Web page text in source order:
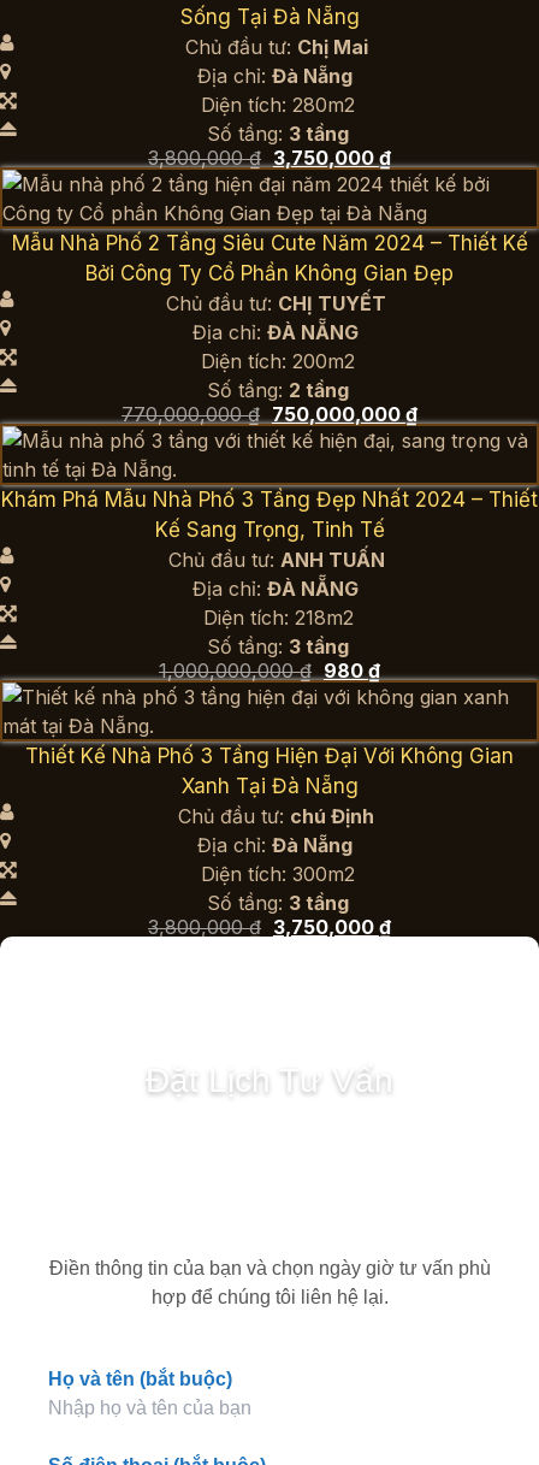
Sống Tại Đà Nẵng
Chủ đầu tư: Chị Mai
Địa chỉ: Đà Nẵng
Diện tích: 280m2
Số tầng: 3 tầng
3,800,000₫ Giá
gốc
là:
3,800,000 ₫.
3,750,000 ₫Giá
hiện
tại
là:
3,750,000 ₫.
Mẫu Nhà Phố 2 Tầng Siêu Cute Năm 2024 – Thiết Kế
Bởi Công Ty Cổ Phần Không Gian Đẹp
Chủ đầu tư: CHỊ TUYẾT
Địa chỉ: ĐÀ NẴNG
Diện tích: 200m2
Số tầng: 2 tầng
770,000,000₫ Giá
gốc
là:
750,000,000 ₫Giá
hiện
tại
750,000,000
Khám Phá Mẫu Nhà Phố 3 Tầng Đẹp Nhất 2024 – Thiết
Kế Sang Trọng, Tinh Tế
Chủ đầu tư: ANH TUẤN
Địa chỉ: ĐÀ NẴNG
Diện tích: 218m2
Số tầng: 3 tầng
1,000,000,000₫ Giá
gốc
là:
980 ₫Giá
hiện
tại
980 ₫.
Thiết Kế Nhà Phố 3 Tầng Hiện Đại Với Không Gian
Xanh Tại Đà Nẵng
Chủ đầu tư: chú Định
Địa chỉ: Đà Nẵng
Diện tích: 300m2
Số tầng: 3 tầng
3,800,000₫ Giá
gốc
3,750,000 ₫Giá
hiện
Đặt Lịch Tư Vấn
Điền thông tin của bạn và chọn ngày giờ tư vấn phù
hợp để chúng tôi liên hệ lại.
Họ và tên (bắt buộc)